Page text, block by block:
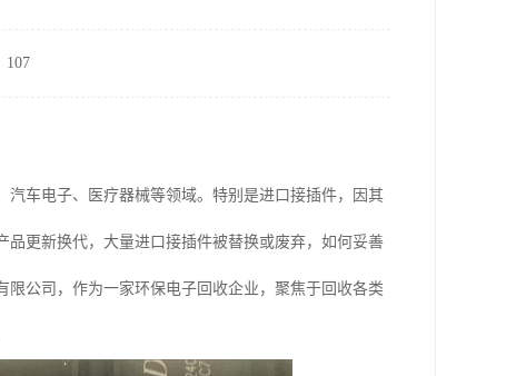
107
车电子、医疗器械等领域。特别是进口接插件，因其
更新换代，大量进口接插件被替换或废弃，如何妥善
公司，作为一家环保电子回收企业，聚焦于回收各类